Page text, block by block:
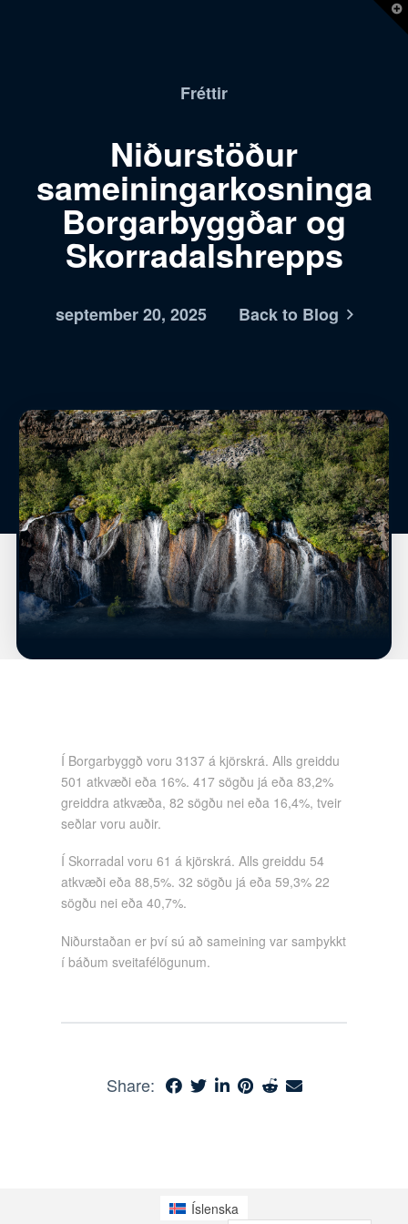
Fréttir
Niðurstöður
sameiningarkosninga
Borgarbyggðar og
Skorradalshrepps
september 20, 2025 Back to Blog
Í Borgarbyggð voru 3137 á kjörskrá. Alls greiddu
501 atkvæði eða 16%. 417 sögðu já eða 83,2%
greiddra atkvæða, 82 sögðu nei eða 16,4%, tveir
seðlar voru auðir.
Í Skorradal voru 61 á kjörskrá. Alls greiddu 54
atkvæði eða 88,5%. 32 sögðu já eða 59,3% 22
sögðu nei eða 40,7%.
Niðurstaðan er því sú að sameining var samþykkt
í báðum sveitafélögunum.
Share:
Íslenska